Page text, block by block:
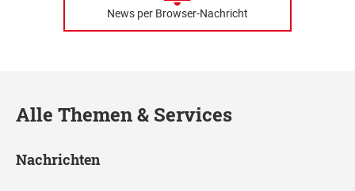
News per Browser-Nachricht
Alle Themen & Services
Nachrichten